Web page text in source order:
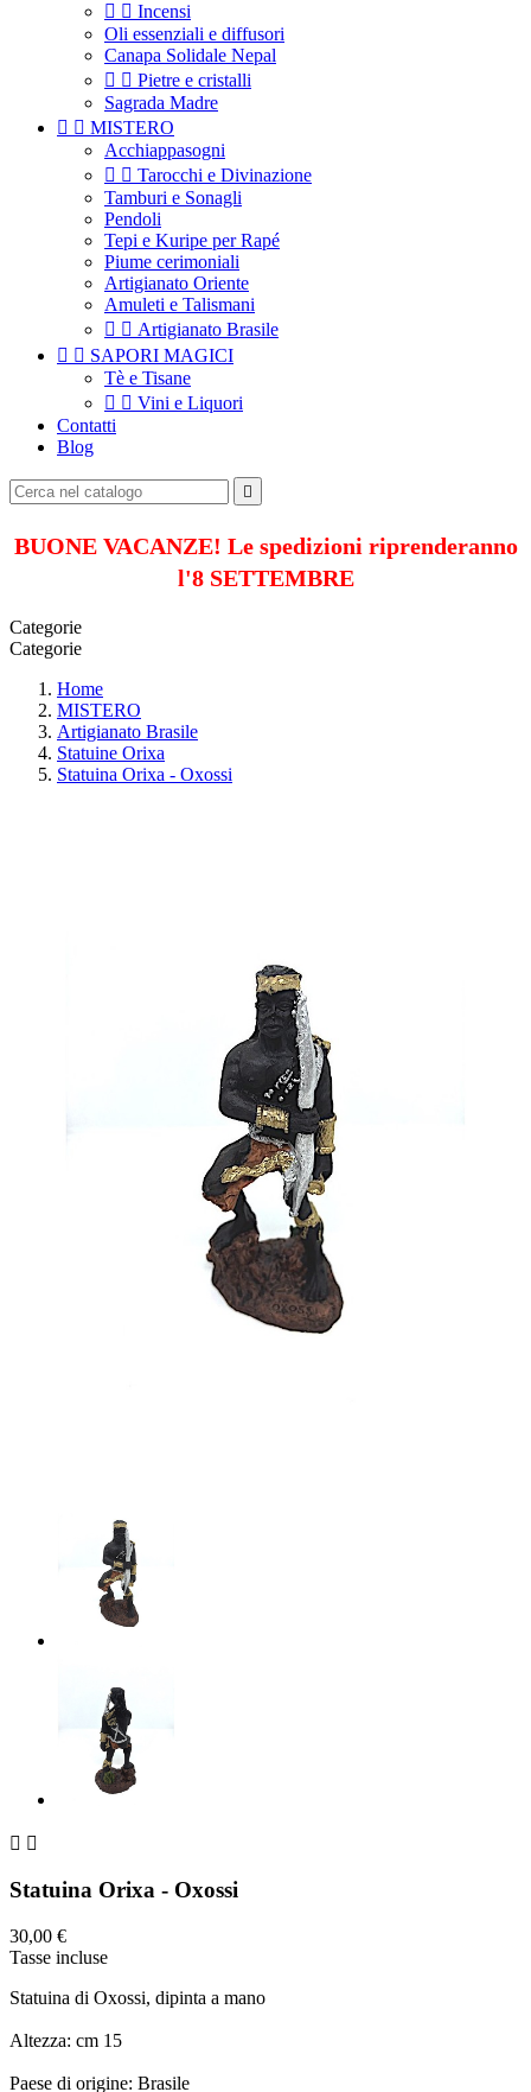
  Incensi
Oli essenziali e diffusori
Canapa Solidale Nepal
  Pietre e cristalli
Sagrada Madre
  MISTERO
Acchiappasogni
  Tarocchi e Divinazione
Tamburi e Sonagli
Pendoli
Tepi e Kuripe per Rapé
Piume cerimoniali
Artigianato Oriente
Amuleti e Talismani
  Artigianato Brasile
  SAPORI MAGICI
Tè e Tisane
  Vini e Liquori
Contatti
Blog

BUONE VACANZE! Le spedizioni riprenderanno
l'8 SETTEMBRE
Categorie
Categorie
Home
MISTERO
Artigianato Brasile
Statuine Orixa
Statuina Orixa - Oxossi
 
Statuina Orixa - Oxossi
30,00 €
Tasse incluse
Statuina di Oxossi, dipinta a mano
Altezza: cm 15
Paese di origine: Brasile